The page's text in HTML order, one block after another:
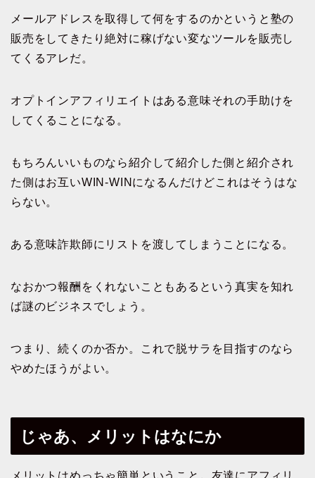
メールアドレスを取得して何をするのかというと塾の
販売をしてきたり絶対に稼げない変なツールを販売し
てくるアレだ。
オプトインアフィリエイトはある意味それの手助けを
してくることになる。
もちろんいいものなら紹介して紹介した側と紹介され
た側はお互いWIN-WINになるんだけどこれはそうはな
らない。
ある意味詐欺師にリストを渡してしまうことになる。
なおかつ報酬をくれないこともあるという真実を知れ
ば謎のビジネスでしょう。
つまり、続くのか否か。これで脱サラを目指すのなら
やめたほうがよい。
じゃあ、メリットはなにか
メリットはめっちゃ簡単ということ。友達にアフィリ